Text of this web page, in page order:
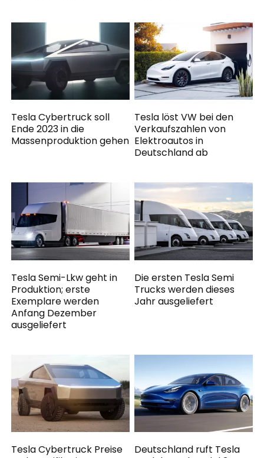
Tesla Cybertruck soll
Ende 2023 in die
Massenproduktion gehen
Tesla löst VW bei den
Verkaufszahlen von
Elektroautos in
Deutschland ab
Tesla Semi-Lkw geht in
Produktion; erste
Exemplare werden
Anfang Dezember
ausgeliefert
Die ersten Tesla Semi
Trucks werden dieses
Jahr ausgeliefert
Tesla Cybertruck Preise
Deutschland ruft Tesla